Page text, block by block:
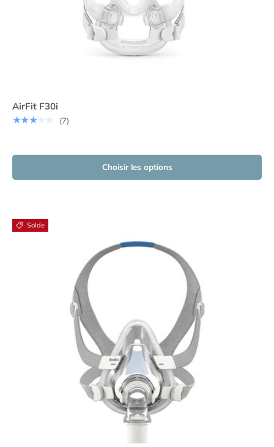
AirFit F30i
★★★★★
(7)
Choisir les options
Solde